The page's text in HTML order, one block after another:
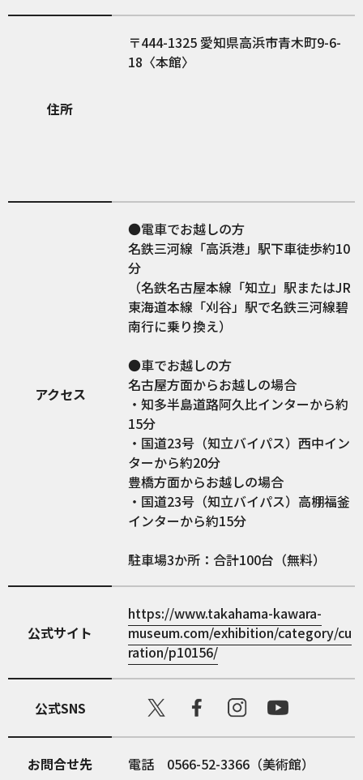
住所
444-1325 愛知県高浜市青木町9-6-
18〈本館〉
アクセス
●電車でお越しの方
名鉄三河線「高浜港」駅下車徒歩約10
分
（名鉄名古屋本線「知立」駅またはJR
東海道本線「刈谷」駅で名鉄三河線碧
南行に乗り換え）
●車でお越しの方
名古屋方面からお越しの場合
・知多半島道路阿久比インターから約
15分
・国道23号（知立バイパス）西中イン
ターから約20分
豊橋方面からお越しの場合
・国道23号（知立バイパス）高棚福釜
インターから約15分
駐車場3か所：合計100台（無料）
公式サイト
https://www.takahama-kawara-
museum.com/exhibition/category/cu
ration/p10156/
公式SNS
お問合せ先 電話 0566-52-3366（美術館）